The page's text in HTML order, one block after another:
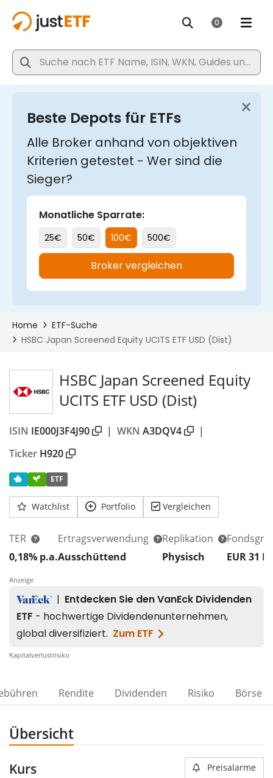
HSBC Japan Screened Equity
UCITS ETF USD (Dist)
ISIN IE000J3F4J90 | WKN A3DQV4
|
Ticker H920
ETF
Watchlist Portfolio Vergleichen
TER
0,18% p.a.
Ertragsverwendung
Ausschüttend
Replikation
Physisch
EUR 31
Anzeige
Kapitalverlustrisiko
Rendite Dividenden Risiko Börse
Übersicht
Kurs Preisalarme